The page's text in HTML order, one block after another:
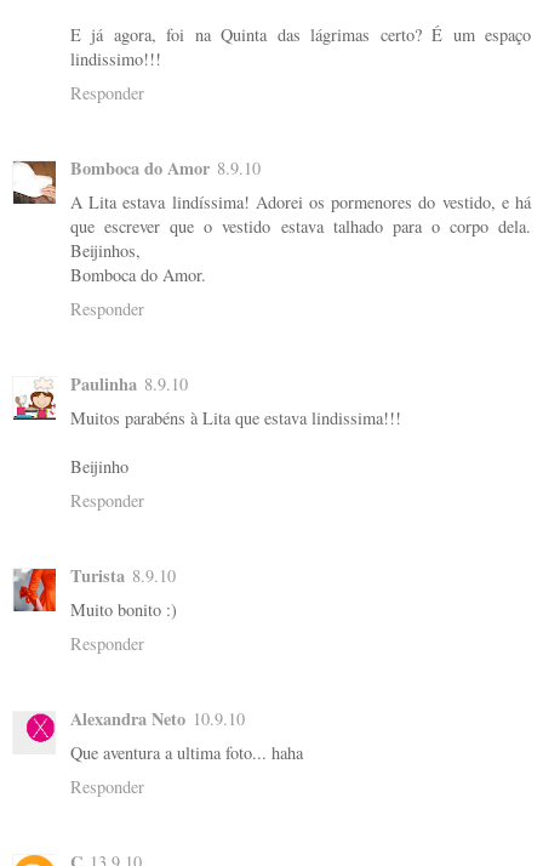
E já agora, foi na Quinta das lágrimas certo? É um espaço
lindissimo!!!
Responder
Bomboca do Amor 8.9.10
A Lita estava lindíssima! Adorei os pormenores do vestido, e há
que escrever que o vestido estava talhado para o corpo dela.
Beijinhos,
Bomboca do Amor.
Responder
Paulinha 8.9.10
Muitos parabéns à Lita que estava lindissima!!!
Beijinho
Responder
Turista 8.9.10
Muito bonito :)
Responder
Alexandra Neto 10.9.10
Que aventura a ultima foto... haha
Responder